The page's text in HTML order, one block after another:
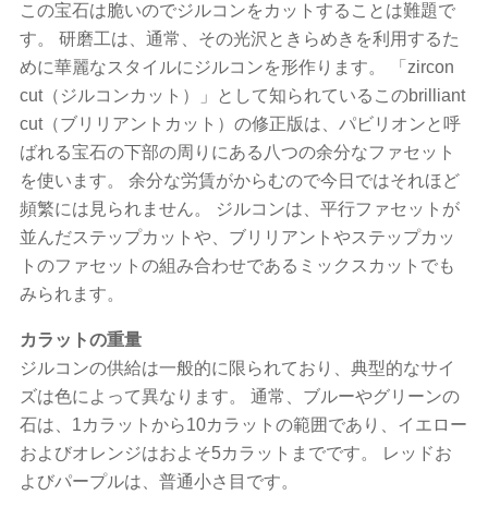
この宝石は脆いのでジルコンをカットすることは難題で
す。 研磨工は、通常、その光沢ときらめきを利用するた
めに華麗なスタイルにジルコンを形作ります。 「zircon
cut（ジルコンカット）」として知られているこのbrilliant
cut（ブリリアントカット）の修正版は、パビリオンと呼
ばれる宝石の下部の周りにある八つの余分なファセット
を使います。 余分な労賃がからむので今日ではそれほど
頻繁には見られません。 ジルコンは、平行ファセットが
並んだステップカットや、ブリリアントやステップカッ
トのファセットの組み合わせであるミックスカットでも
みられます。
カラットの重量
ジルコンの供給は一般的に限られており、典型的なサイ
ズは色によって異なります。 通常、ブルーやグリーンの
石は、1カラットから10カラットの範囲であり、イエロー
およびオレンジはおよそ5カラットまでです。 レッドお
よびパープルは、普通小さ目です。